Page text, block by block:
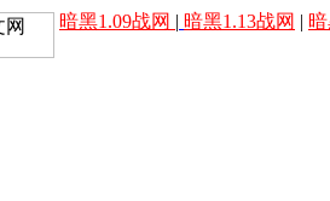
暗黑1.09战网 | 暗黑1.13战网 |